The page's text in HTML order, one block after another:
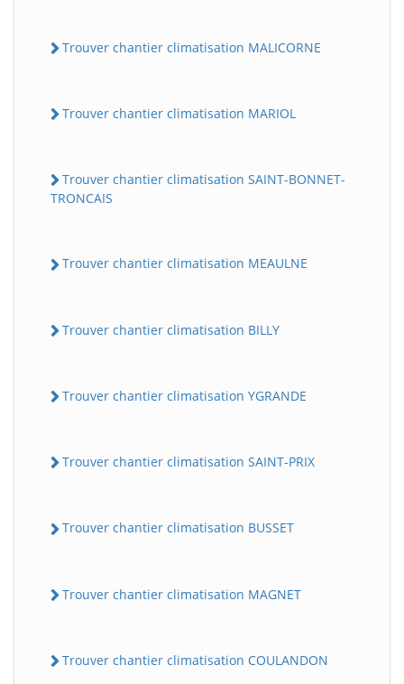
Trouver chantier climatisation MALICORNE
Trouver chantier climatisation MARIOL
Trouver chantier climatisation SAINT-BONNET-
TRONCAIS
Trouver chantier climatisation MEAULNE
Trouver chantier climatisation BILLY
Trouver chantier climatisation YGRANDE
Trouver chantier climatisation SAINT-PRIX
Trouver chantier climatisation BUSSET
Trouver chantier climatisation MAGNET
Trouver chantier climatisation COULANDON